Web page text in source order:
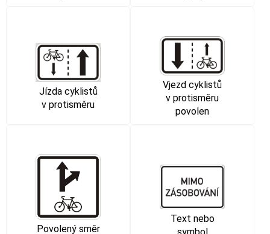
Jízda cyklistů
v protisměru
Vjezd cyklistů
v protisměru
povolen
Povolený směr
Text nebo